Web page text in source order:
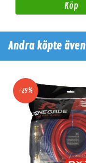
Köp
Andra köpte även
-29%